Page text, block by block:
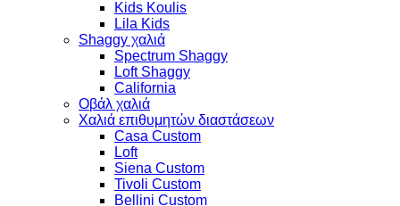
Kids Koulis
Lila Kids
Shaggy χαλιά
Spectrum Shaggy
Loft Shaggy
California
Οβάλ χαλιά
Χαλιά επιθυμητών διαστάσεων
Casa Custom
Loft
Siena Custom
Tivoli Custom
Bellini Custom